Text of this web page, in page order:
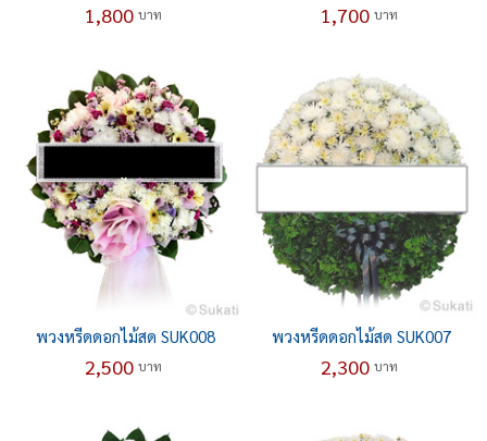
1,800 บาท 1,700 บาท
พวงหรีดดอกไม้สด SUK008
2,500 บาท
พวงหรีดดอกไม้สด SUK007
2,300 บาท